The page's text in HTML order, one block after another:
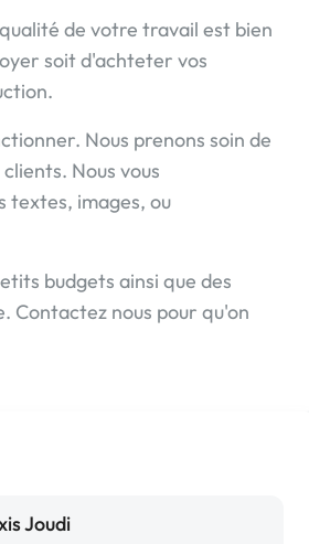
de votre travail est bien
soit d'achteter vos
Nous prenons soin de
Nous vous
textes, images, ou
budgets ainsi que des
Contactez nous pour qu'on
Joudi